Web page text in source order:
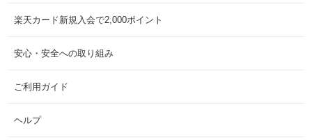
楽天カード新規入会で2,000ポイント
安心・安全への取り組み
ご利用ガイド
ヘルプ